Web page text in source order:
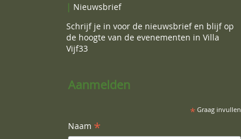
| Nieuwsbrief
Schrijf je in voor de nieuwsbrief en blijf op
de hoogte van de evenementen in Villa
Vijf33
Aanmelden
*Graag invullen
Naam *